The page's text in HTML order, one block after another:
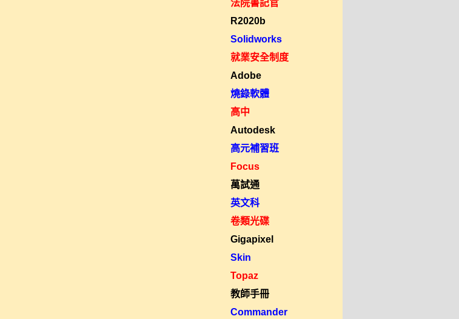
法院書記官
R2020b
Solidworks
就業安全制度
Adobe
燒錄軟體
高中
Autodesk
高元補習班
Focus
萬試通
英文科
卷類光碟
Gigapixel
Skin
Topaz
教師手冊
Commander